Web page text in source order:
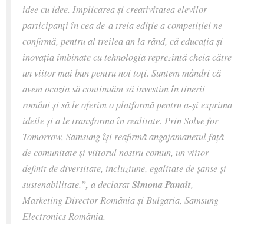
idee cu idee. Implicarea și creativitatea elevilor
participanți în cea de-a treia ediție a competiției ne
confirmă, pentru al treilea an la rând, că educația și
inovația îmbinate cu tehnologia reprezintă cheia către
un viitor mai bun pentru noi toți. Suntem mândri că
avem ocazia să continuăm să investim în tinerii
români și să le oferim o platformă pentru a-și exprima
ideile și a le transforma în realitate. Prin Solve for
Tomorrow, Samsung își reafirmă angajamanetul față
de comunitate și viitorul nostru comun, un viitor
definit de diversitate, incluziune, egalitate de șanse și
sustenabilitate.”, a declaratSimona Panait,
Marketing Director România și Bulgaria, Samsung
Electronics România.